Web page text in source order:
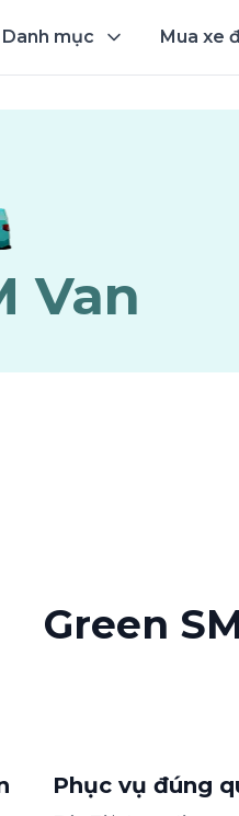
Danh mục Mua xe
Van
Green
Phục vụ đúng